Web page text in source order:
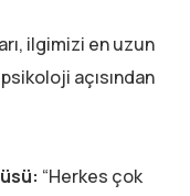
ilgimizi en uzun
açısından
“Herkes çok